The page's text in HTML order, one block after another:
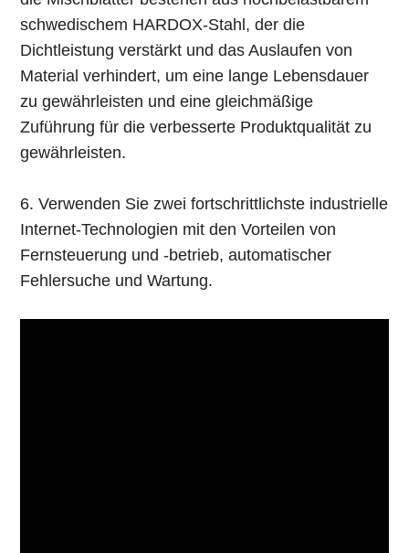
schwedischem HARDOX-Stahl, der die
Dichtleistung verstärkt und das Auslaufen von
Material verhindert, um eine lange Lebensdauer
zu gewährleisten und eine gleichmäßige
Zuführung für die verbesserte Produktqualität zu
gewährleisten.
6. Verwenden Sie zwei fortschrittlichste industrielle
Internet-Technologien mit den Vorteilen von
Fernsteuerung und -betrieb, automatischer
Fehlersuche und Wartung.